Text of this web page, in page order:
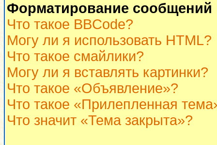
Форматирование
Что такое BBCode?
Могу ли я использовать HTML?
Что такое смайлики?
Могу ли я вставлять картинки?
Что такое «Объявление»?
Что такое «Прилепленная
Что значит «Тема закрыта»?